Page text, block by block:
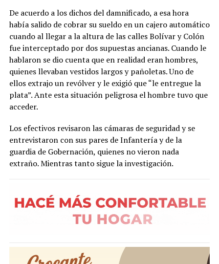
De acuerdo a los dichos del damnificado, a esa hora
había salido de cobrar su sueldo en un cajero automático
cuando al llegar a la altura de las calles Bolívar y Colón
fue interceptado por dos supuestas ancianas. Cuando le
hablaron se dio cuenta que en realidad eran hombres,
quienes llevaban vestidos largos y pañoletas. Uno de
ellos extrajo un revólver y le exigió que “le entregue la
plata”. Ante esta situación peligrosa el hombre tuvo que
acceder.
Los efectivos revisaron las cámaras de seguridad y se
entrevistaron con sus pares de Infantería y de la
guardia de Gobernación, quienes no vieron nada
extraño. Mientras tanto sigue la investigación.